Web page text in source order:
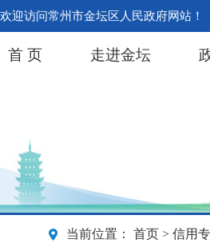
欢迎访问常州市金坛区人民政府网站！
首 页 走进金坛
当前位置： 首页 > 信用